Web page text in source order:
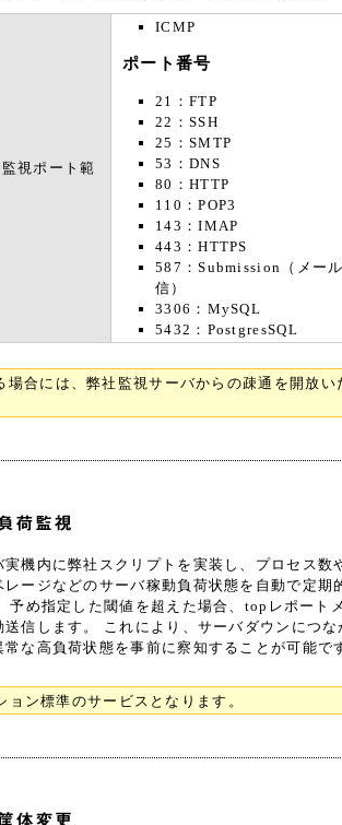
視ポート範
ICMP
ポート番号
21：FTP
22：SSH
25：SMTP
53：DNS
80：HTTP
110：POP3
143：IMAP
443：HTTPS
587：Submission（メー
信）
3306：MySQL
5432：PostgresSQL
場合には、弊社監視サーバからの疎通を開放い
実機内に弊社スクリプトを実装し、プロセス数
レージなどのサーバ稼動負荷状態を自動で定期
予め指定した閾値を超えた場合、topレポート
送信します。 これにより、サーバダウンにつな
常な高負荷状態を事前に察知することが可能で
ン標準のサービスとなります。